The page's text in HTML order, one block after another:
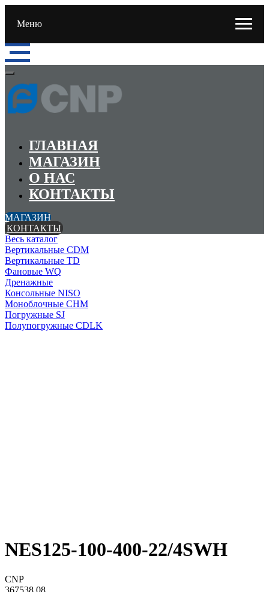
Меню
ГЛАВНАЯ
МАГАЗИН
О НАС
КОНТАКТЫ
МАГАЗИН
КОНТАКТЫ
Весь каталог
Вертикальные CDM
Вертикальные TD
Фановые WQ
Дренажные
Консольные NISO
Моноблочные CHМ
Погружные SJ
Полупогружные CDLK
NES125-100-400-22/4SWH
CNP
367538,08